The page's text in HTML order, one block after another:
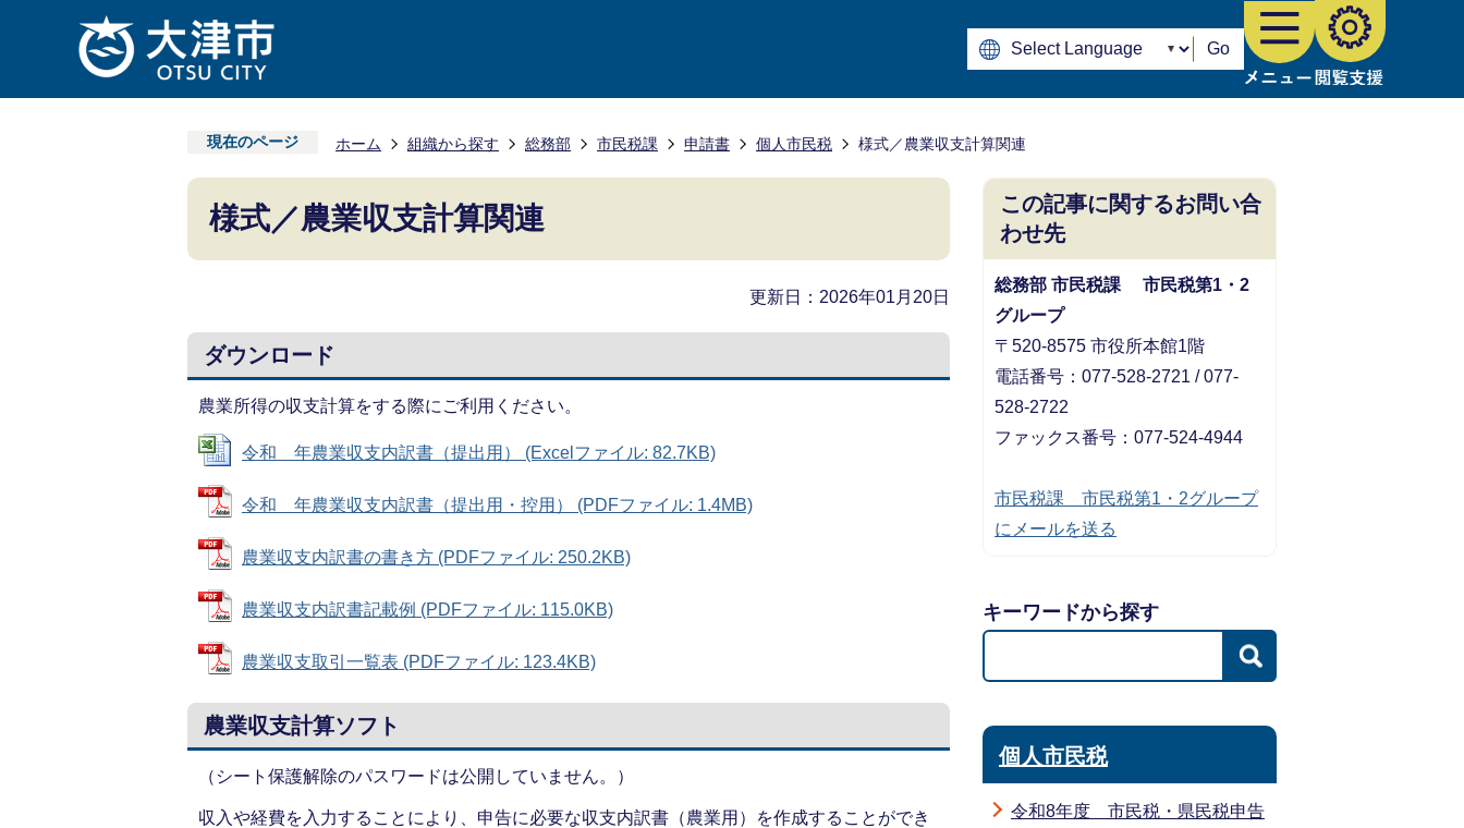
Go
現在のページ ホーム 組織から探す 総務部 市民税課 申請書 個人市民税 様式／農業収支計算関連
様式／農業収支計算関連
更新日：2026年01月20日
ダウンロード
農業所得の収支計算をする際にご利用ください。
令和 年農業収支内訳書（提出用） (Excelファイル: 82.7KB)
令和 年農業収支内訳書（提出用・控用） (PDFファイル: 1.4MB)
農業収支内訳書の書き方 (PDFファイル: 250.2KB)
農業収支内訳書記載例 (PDFファイル: 115.0KB)
農業収支取引一覧表 (PDFファイル: 123.4KB)
農業収支計算ソフト
（シート保護解除のパスワードは公開していません。）
収入や経費を入力することにより、申告に必要な収支内訳書（農業用）を作成することができ
この記事に関するお問い合
わせ先
総務部 市民税課 市民税第1・2
グループ
〒520-8575 市役所本館1階
電話番号：077-528-2721 / 077-
528-2722
ファックス番号：077-524-4944
市民税課 市民税第1・2グループ
にメールを送る
キーワードから探す
個人市民税
令和8年度 市民税・県民税申告